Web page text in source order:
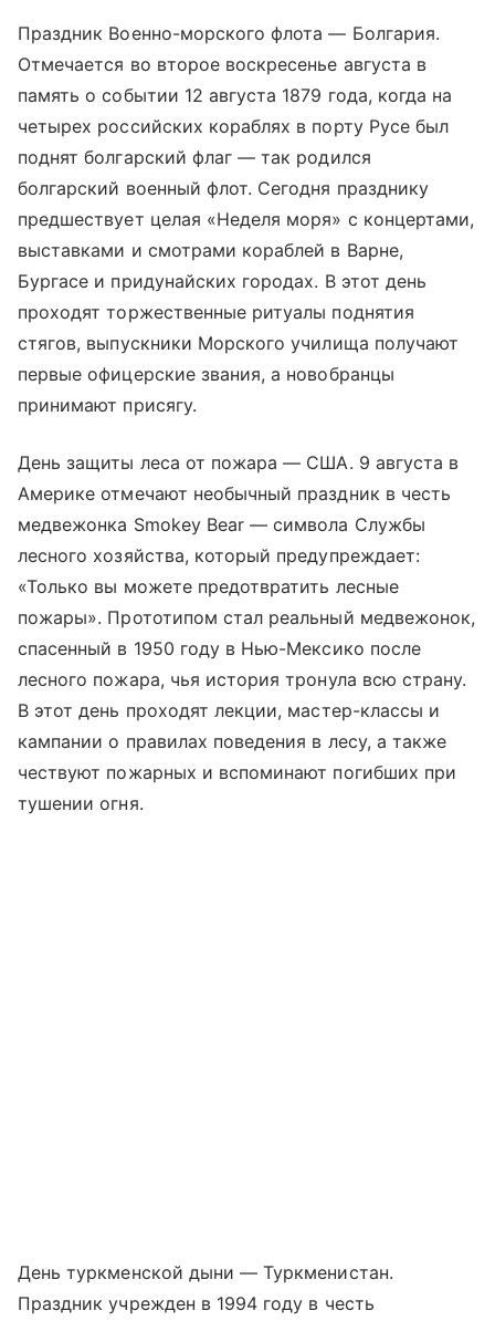
Праздник Военно-морского флота — Болгария.
Отмечается во второе воскресенье августа в
память о событии 12 августа 1879 года, когда на
четырех российских кораблях в порту Русе был
поднят болгарский флаг — так родился
болгарский военный флот. Сегодня празднику
предшествует целая «Неделя моря» с концертами,
выставками и смотрами кораблей в Варне,
Бургасе и придунайских городах. В этот день
проходят торжественные ритуалы поднятия
стягов, выпускники Морского училища получают
первые офицерские звания, а новобранцы
принимают присягу.
День защиты леса от пожара — США. 9 августа в
Америке отмечают необычный праздник в честь
медвежонка Smokey Bear — символа Службы
лесного хозяйства, который предупреждает:
«Только вы можете предотвратить лесные
пожары». Прототипом стал реальный медвежонок,
спасенный в 1950 году в Нью-Мексико после
лесного пожара, чья история тронула всю страну.
В этот день проходят лекции, мастер-классы и
кампании о правилах поведения в лесу, а также
чествуют пожарных и вспоминают погибших при
тушении огня.
День туркменской дыни — Туркменистан.
Праздник учрежден в 1994 году в честь